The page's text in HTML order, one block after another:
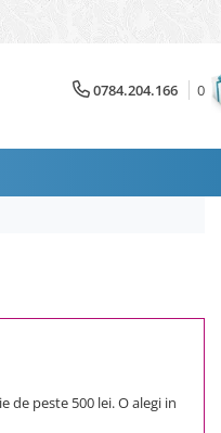
0784.204.166 0
de peste 500 lei. O alegi in